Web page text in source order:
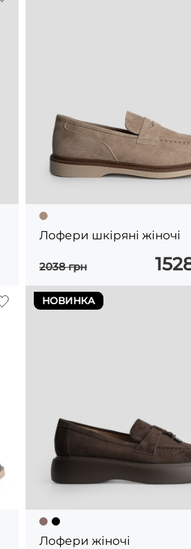
Лофери шкіряні жіночі
2038 грн
НОВИНКА
Лофери жіночі